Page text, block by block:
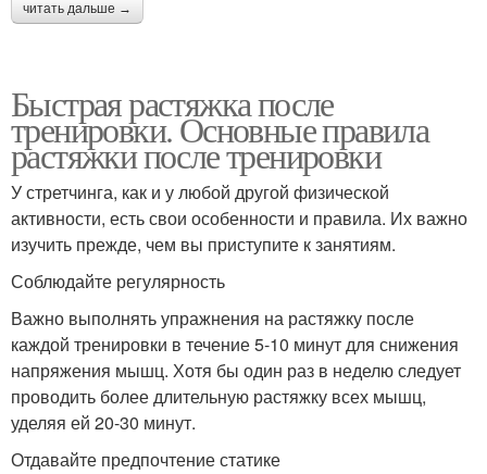
читать дальше →
Быстрая растяжка после
тренировки. Основные правила
растяжки после тренировки
У стретчинга, как и у любой другой физической
активности, есть свои особенности и правила. Их важно
изучить прежде, чем вы приступите к занятиям.
Соблюдайте регулярность
Важно выполнять упражнения на растяжку после
каждой тренировки в течение 5-10 минут для снижения
напряжения мышц. Хотя бы один раз в неделю следует
проводить более длительную растяжку всех мышц,
уделяя ей 20-30 минут.
Отдавайте предпочтение статике